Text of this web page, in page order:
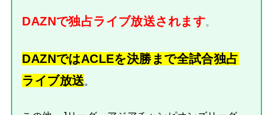
DAZNで独占ライブ放送されます。
DAZNではACLEを決勝まで全試合独占
ライブ放送。